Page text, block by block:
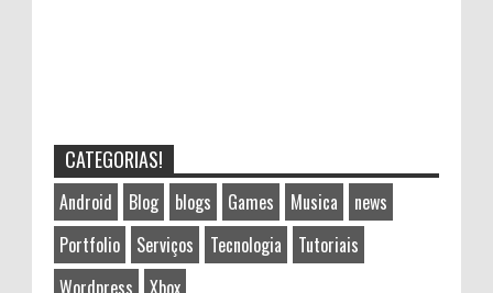
CATEGORIAS!
Android Blog blogs Games Musica
news
Portfolio
Serviços Tecnologia
Tutoriais